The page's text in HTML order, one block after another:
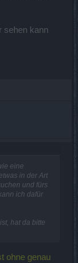
sehen kann
eine
in der Art
und fürs
ich dafür
hat da bitte
ohne genau